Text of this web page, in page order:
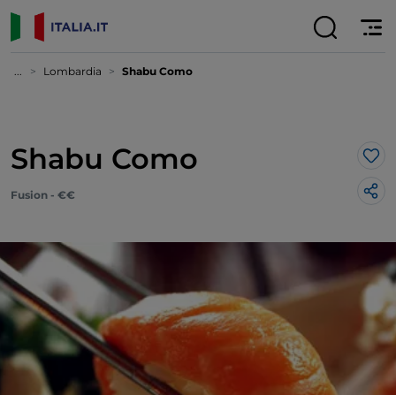
... Lombardia Shabu Como
Shabu Como
Fusion - €€